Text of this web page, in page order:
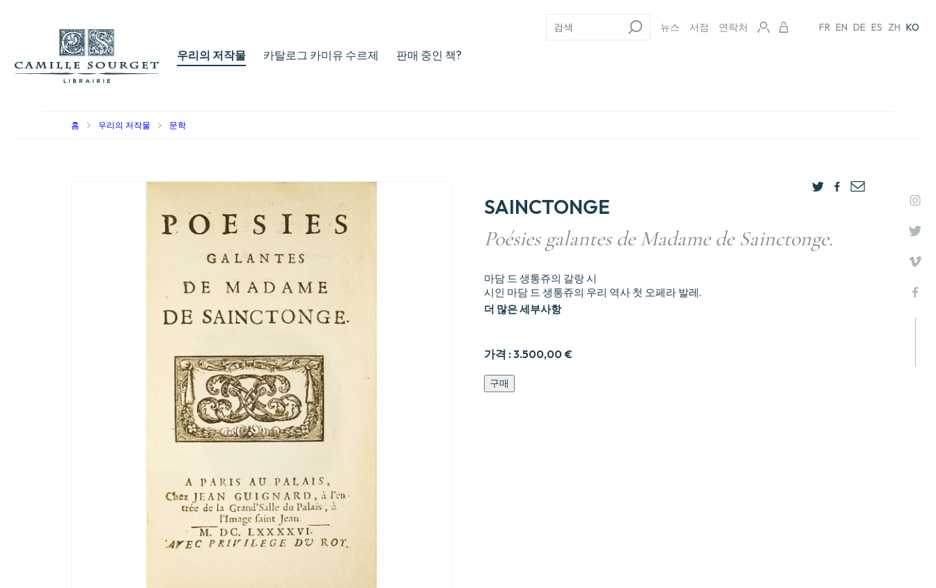
우리의 저작물 카탈로그 카미유 수르제 판매 중인 책?
뉴스 서점 연락처 FR EN DE ES ZH KO
홈 우리의 저작물 문학
SAINCTONGE
Poésies galantes de Madame de Sainctonge.
가격 :3.500,00 €
마담 드 생통쥬의 갈랑 시
시인 마담 드 생통쥬의 우리 역사 첫 오페라 발레.
더 많은 세부사항
Poe9sies
galantes
구매